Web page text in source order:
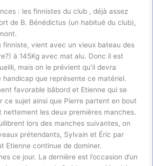
: les finnistes du club , déjà assez
de B. Bénédictus (un habitué du club),
finniste, vient avec un vieux bateau des
à 145Kg avec mat alu. Donc il est
mais on le prévient qu’il devra
handicap que représente ce matériel.
favorable bâbord et Etienne qui se
ce sujet ainsi que Pierre partent en bout
nettement les deux premières manches.
lors des manches suivantes, on
prétendants, Sylvain et Éric par
Etienne continue de dominer.
ce jour. La dernière est l’occasion d’un